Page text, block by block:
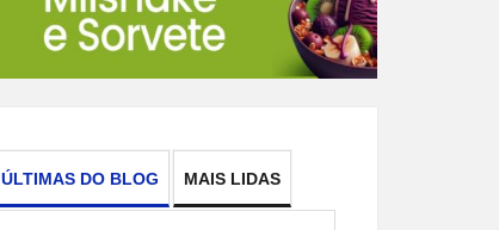
ÚLTIMAS DO BLOG MAIS LIDAS